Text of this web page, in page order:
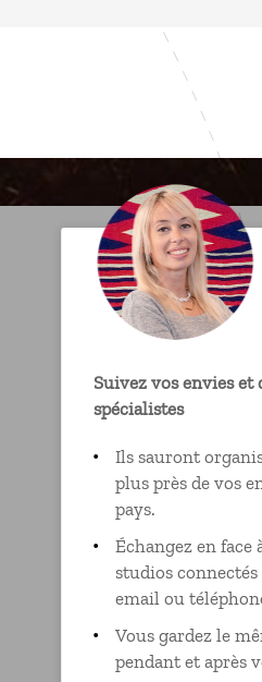
Suivez vos envies et
spécialistes
Ils sauront
plus près de vos
pays.
Échangez en face
studios connectés
email ou
Vous gardez le
pendant et après